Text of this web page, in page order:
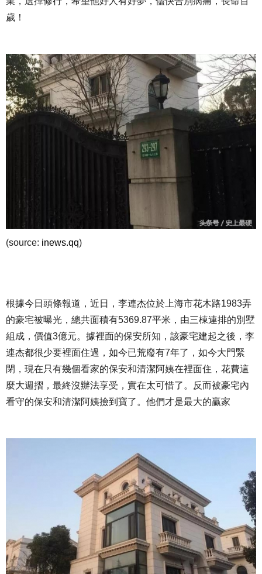
歲！
(source: inews.qq)
根據今日頭條報道，近日，李連杰位於上海市花木路1983弄
的豪宅被曝光，總共面積有5369.87平米，由三棟連排的別墅
組成，價值3億元。據裡面的保安所知，該豪宅建起之後，李
連杰都很少要裡面住過，如今已荒廢有7年了，如今大門緊
閉，現在只有幾個看家的保安和清潔阿姨在裡面住，花費這
麼大週摺，最終沒辦法享受，實在太可惜了。反而被豪宅內
看守的保安和清潔阿姨撿到寶了。他們才是最大的贏家